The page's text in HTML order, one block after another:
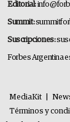
Editorial:
Summit:
Suscripciones:
Forbes Argentina
MediaKit
Términos y